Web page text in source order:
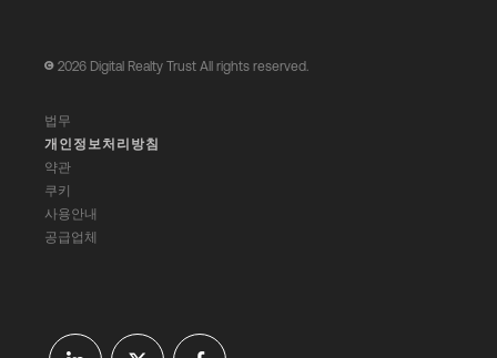
2026 Digital Realty Trust All rights reserved.
법무
개인정보처리방침
약관
쿠키
사용안내
공급업체